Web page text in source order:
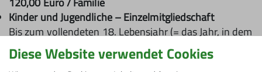
Kinder und Jugendliche – Einzelmitgliedschaft
Bis zum vollendeten 18. Lebensjahr (= das Jahr, in dem
das Mitglied 19 Jahre alt wird), wenn die Eltern nicht
DAV-Mitglieder sind.
Diese Website verwendet Cookies